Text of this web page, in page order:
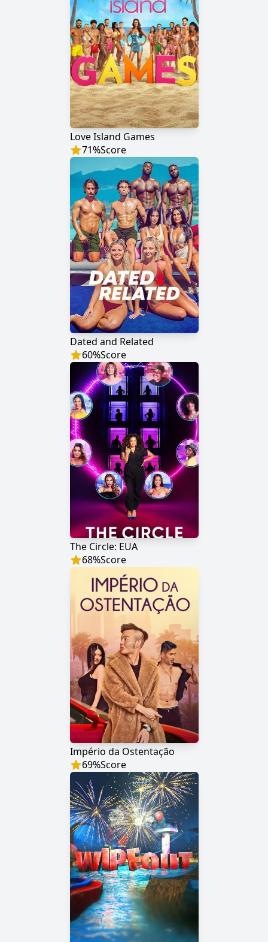
Love Island Games
71%Score
Dated and Related
60%Score
The Circle: EUA
68%Score
Império da Ostentação
69%Score